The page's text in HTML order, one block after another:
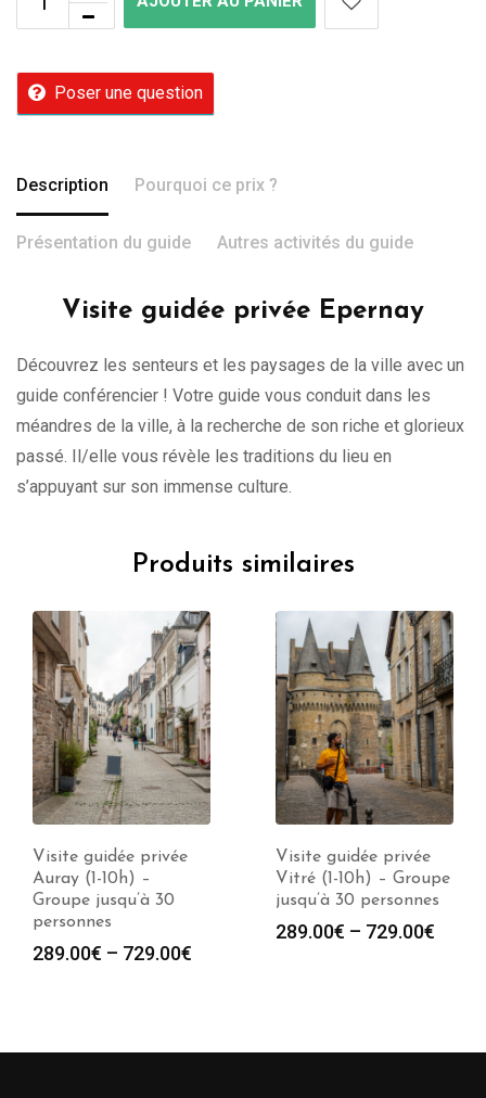
Poser une question
Description Pourquoi ce prix ?
Présentation du guide Autres activités du guide
Visite guidée privée Epernay
Découvrez les senteurs et les paysages de la ville avec un
guide conférencier ! Votre guide vous conduit dans les
méandres de la ville, à la recherche de son riche et glorieux
passé. Il/elle vous révèle les traditions du lieu en
s’appuyant sur son immense culture.
Produits similaires
Visite guidée privée
Auray (1-10h) –
Groupe jusqu’à 30
personnes
289.00€ – 729.00€
Visite guidée privée
Vitré (1-10h) – Groupe
jusqu’à 30 personnes
289.00€ – 729.00€